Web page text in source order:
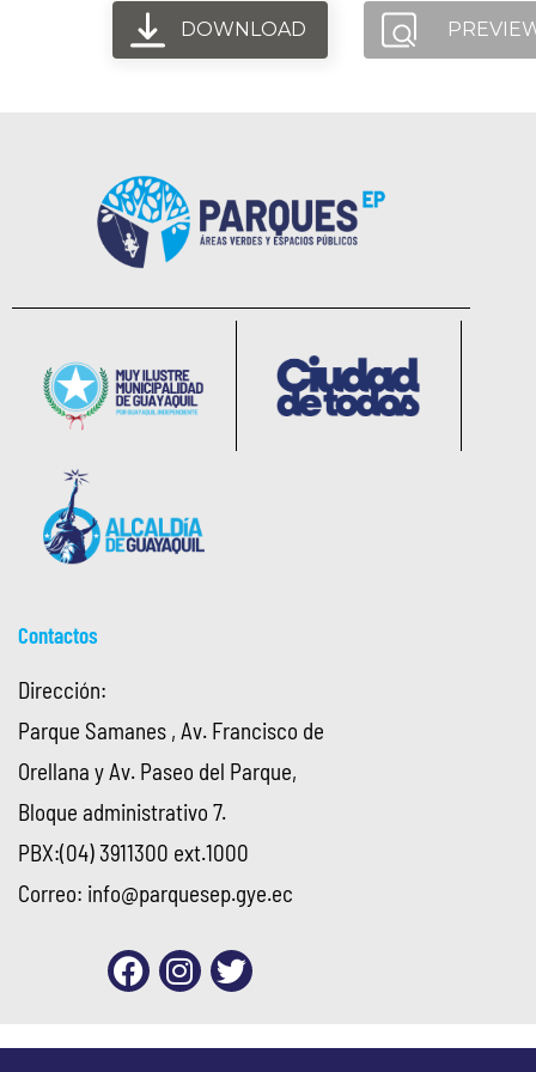
DOWNLOAD
Contactos
Dirección:
Parque Samanes , Av. Francisco de
Orellana y Av. Paseo del Parque,
Bloque administrativo 7.
PBX:(04) 3911300 ext.1000
Correo: info@parquesep.gye.ec